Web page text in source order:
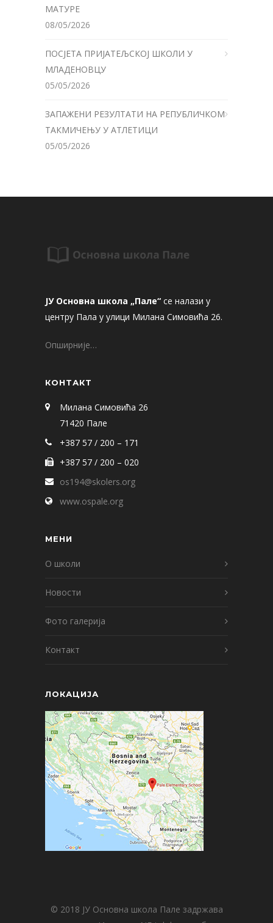
МАТУРЕ
08/05/2026
ПОСЈЕТА ПРИЈАТЕЉСКОЈ ШКОЛИ У
МЛАДЕНОВЦУ
05/05/2026
ЗАПАЖЕНИ РЕЗУЛТАТИ НА РЕПУБЛИЧКОМ
ТАКМИЧЕЊУ У АТЛЕТИЦИ
05/05/2026
ЈУ Основна школа „Пале“ се налази у
центру Пала у улици Милана Симовића 26.
Опширније…
КОНТАКТ
Милана Симовића 26
71420 Пале
+387 57 / 200 – 171
+387 57 / 200 – 020
os194@skolers.org
www.ospale.org
МЕНИ
О школи
Новости
Фото галерија
Контакт
ЛОКАЦИЈА
© 2018 ЈУ Основна школа Пале задржава